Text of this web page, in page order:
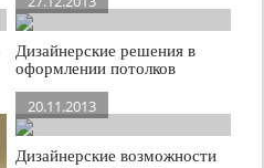
Дизайнерские решения в
оформлении потолков
20.11.2013
Дизайнерские возможности